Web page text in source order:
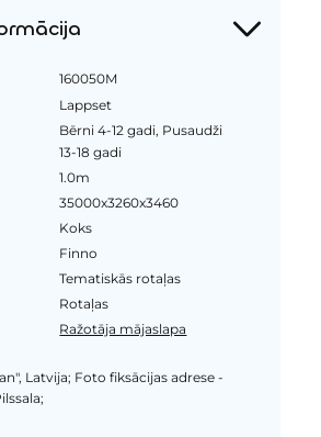
160050M
Lappset
Bērni 4-12 gadi, Pusaudži
13-18 gadi
1.0m
35000x3260x3460
Koks
Finno
Tematiskās rotaļas
Rotaļas
Ražotāja mājaslapa
Latvija; Foto fiksācijas adrese -